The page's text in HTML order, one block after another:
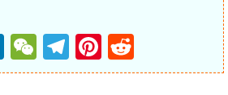
LinkedIn
WeChat
Telegram
Pinterest